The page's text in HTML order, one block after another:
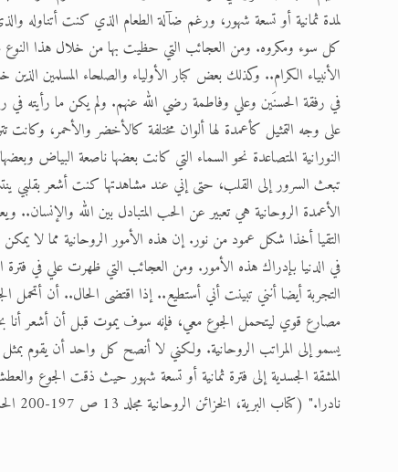
لمدة ثمانية أو تسعة شهور، ورغم ضآلة الطعام الذي كنت أتناوله
كل سوء ومكروه. ومن العجائب التي حظيت بها من خلال هذا النوع
الأنبياء الكرام.. وكذلك بعض كبار الأولياء والصلحاء المسلمين
في رفقة الحسنَين وعلي وفاطمة رضي الله عنهم. ولم يكن ما رأيته
على وجه التمثيل كأعمدة لها ألوان مختلفة كالأخضر والأحمر،
النورانية المتصاعدة نحو السماء التي كانت بعضها ناصعة
تبعث السرور إلى القلب، حتى إني عند مشاهدتها كنت أشعر بقلبي
الأعمدة الروحانية هي تعبير عن الحب المتبادل بين الله
التقيا أخذا شكل عمود من نور. إن هذه الأمور الروحانية مما لا
في الدنيا بإدراك هذه الأمور. ومن العجائب التي ظهرت علي في
التجربة أيضا أنني تبينت أني أستطيع.. إذا اقتضى الحال.. أن
مصارع قوي ليتحمل الجوع معي، فإنه سوف يموت قبل أن أشعر أنا
يسمو إلى المراتب الروحانية. ولكني لا أنصح كل واحد أن يقوم بمثل
المشقة الجسدية إلى فترة ثمانية أو تسعة شهور حيث ذقت الجوع
نادرا." (كتاب البرية، الخزائن الروحانية مجلد 13 ص 197-200 الحاشية)